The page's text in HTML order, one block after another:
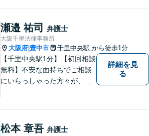
【初回相談30分無料】
瀬邉 祐司 弁護士
大阪千里法律事務所
大阪府 豊中市 千里中央駅 から徒歩1分
【千里中央駅1分】【初回相談
無料】不安な面持ちでご相談
にいらっしゃった方々が、少
善の法的手段を選択し、終局
詳細を見
る
松本 章吾 弁護士